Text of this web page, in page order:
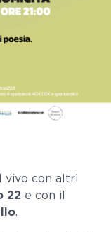
vivo con altri
22 e con il
.